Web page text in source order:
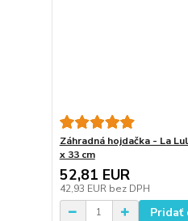
Záhradná hojdačka - La
x 33 cm
52,81 EUR
42,93 EUR bez DPH
Pridať